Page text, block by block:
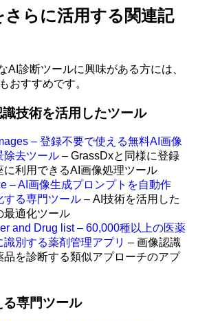
らに活用する関連記
AI診断ツールに興味がある方には、
おすすめです。
技術を活用したツール
– 登録不要で使える無料AI画像
除去ツール – GrassDxと同様に登録
に利用できるAI画像処理ツール
– AI画像生成プロンプトを自動作
する専門ツール – AI技術を活用した
最適化ツール
and Drug list – 60,000種以上の医薬
識別する薬剤管理アプリ – 画像認識
品を診断する類似アプローチのアプ
る専門ツール